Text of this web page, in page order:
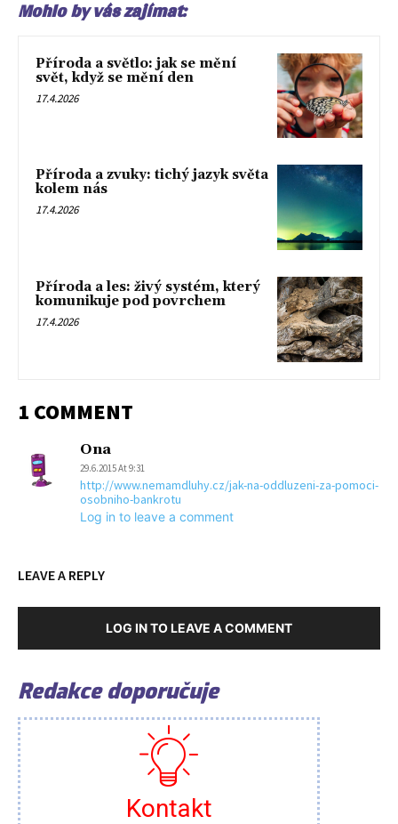
Mohlo by vás zajímat:
Příroda a světlo: jak se mění
svět, když se mění den
17.4.2026
Příroda a zvuky: tichý jazyk světa
kolem nás
17.4.2026
Příroda a les: živý systém, který
komunikuje pod povrchem
17.4.2026
1 COMMENT
Ona
29.6.2015 At 9:31
http://www.nemamdluhy.cz/jak-na-oddluzeni-za-pomoci-
osobniho-bankrotu
Log in to leave a comment
LEAVE A REPLY
LOG IN TO LEAVE A COMMENT
Redakce doporučuje
Kontakt